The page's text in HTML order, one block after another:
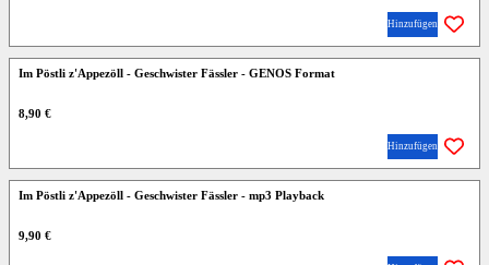
Hinzufügen
Im Pöstli z'Appezöll - Geschwister Fässler - GENOS Format
8,90 €
Hinzufügen
Im Pöstli z'Appezöll - Geschwister Fässler - mp3 Playback
9,90 €